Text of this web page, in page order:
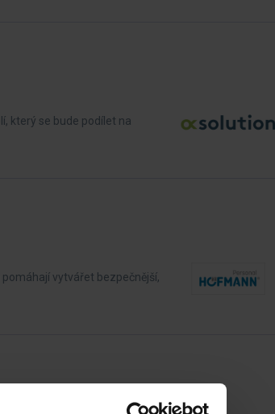
který se bude podílet na
vytvářet bezpečnější,